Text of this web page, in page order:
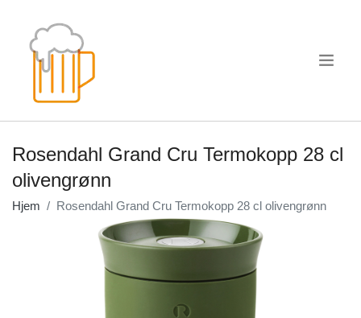
Rosendahl Grand Cru Termokopp 28 cl
olivengrønn
Hjem Rosendahl Grand Cru Termokopp 28 cl olivengrønn